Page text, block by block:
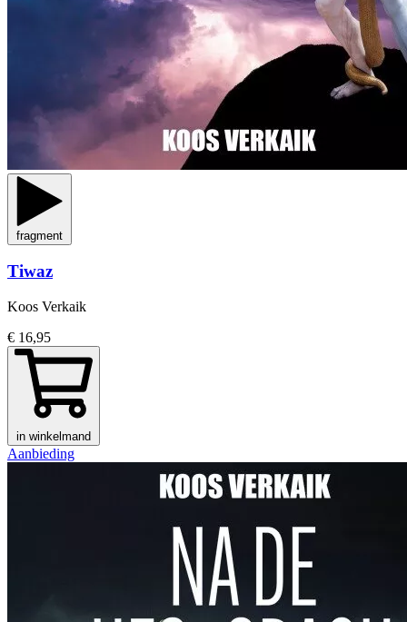
fragment
Tiwaz
Koos Verkaik
€ 16,95
in winkelmand
Aanbieding